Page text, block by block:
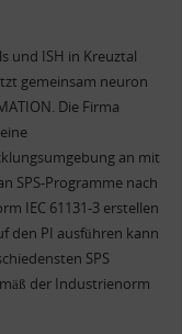
und ISH in Kreuztal
gemeinsam neuron
Die Firma
an mit
SPS-Programme nach
IEC 61131-3 erstellen
den PI ausführen kann
SPS
der Industrienorm